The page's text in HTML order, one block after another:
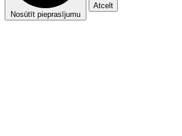
Nosūtīt pieprasījumu
Atcelt